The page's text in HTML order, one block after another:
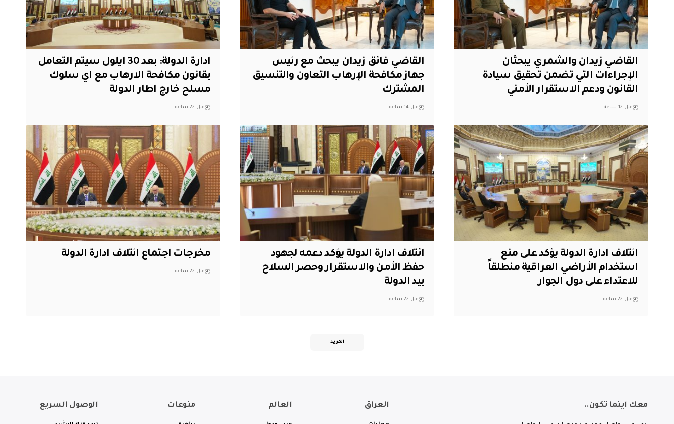
القاضي زيدان والشمري يبحثان
الإجراءات التي تضمن تحقيق سيادة
القانون ودعم الاستقرار الأمني
قبل 12 ساعة
القاضي فائق زيدان يبحث مع رئيس
جهاز مكافحة الإرهاب التعاون والتنسيق
المشترك
قبل 14 ساعة
ادارة الدولة: بعد 30 ايلول سيتم التعامل
بقانون مكافحة الارهاب مع اي سلوك
مسلح خارج اطار الدولة
قبل 22 ساعة
ائتلاف ادارة الدولة يؤكد على منع
استخدام الأراضي العراقية منطلقاً
للاعتداء على دول الجوار
قبل 22 ساعة
ائتلاف ادارة الدولة يؤكد دعمه لجهود
حفظ الأمن والاستقرار وحصر السلاح
بيد الدولة
قبل 22 ساعة
مخرجات اجتماع ائتلاف ادارة الدولة
قبل 22 ساعة
المزيد
معك اينما تكون.. العراق العالم منوعات الوصول السريع